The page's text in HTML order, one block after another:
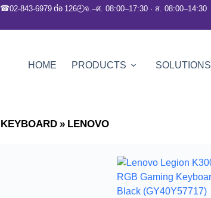
☎02-843-6979 ต่อ 126🕘จ.–ศ. 08:00–17:30 · ส. 08:00–14:30
HOME PRODUCTS SOLUTIONS
KEYBOARD»LENOVO